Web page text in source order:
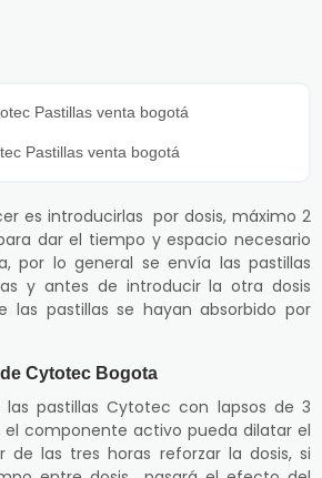
Pastillas venta bogotá
es introducirlas por dosis, máximo 2
dar el tiempo y espacio necesario
por lo general se envía las pastillas
y antes de introducir la otra dosis
las pastillas se hayan absorbido por
Cytotec Bogota
las pastillas Cytotec con lapsos de 3
el componente activo pueda dilatar el
las tres horas reforzar la dosis, si